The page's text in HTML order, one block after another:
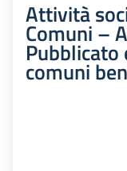
Attività
Comuni –
comuni